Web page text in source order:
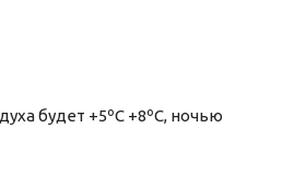
будет +5ºС +8ºС, ночью